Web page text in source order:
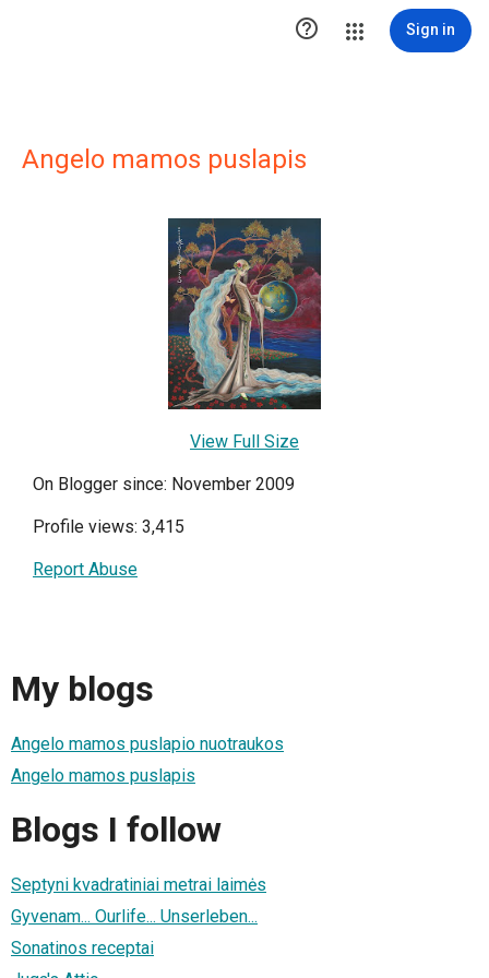
 Sign in
Angelo mamos puslapis
View Full Size
On Blogger since: November 2009
Profile views: 3,415
Report Abuse
My blogs
Angelo mamos puslapio nuotraukos
Angelo mamos puslapis
Blogs I follow
Septyni kvadratiniai metrai laimės
Gyvenam... Ourlife... Unserleben...
Sonatinos receptai